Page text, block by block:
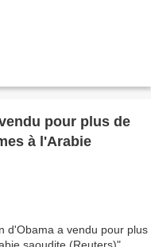
pour plus de
à l'Arabie